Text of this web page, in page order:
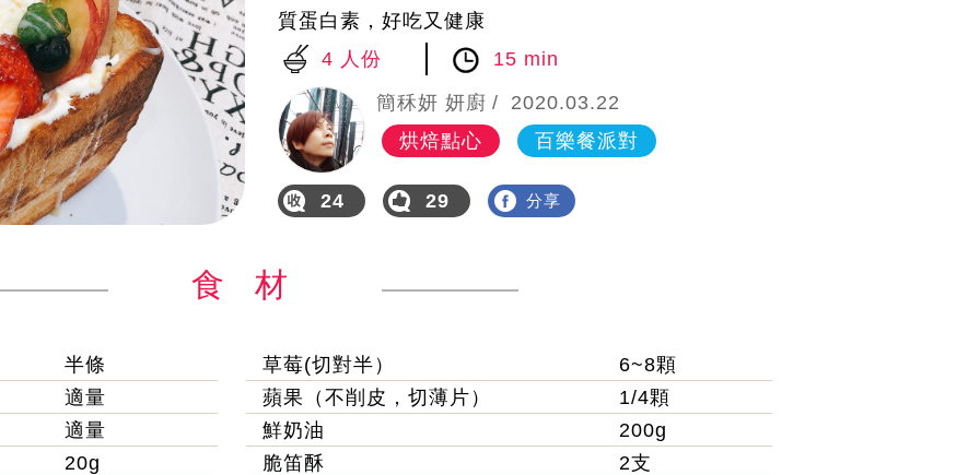
質蛋白素，好吃又健康
4 人份
15 min
簡秝妍 妍廚
2020.03.22
烘焙點心
百樂餐派對
24 29 分享
食 材
半條
適量
適量
20g
草莓(切對半）
6~8顆
蘋果（不削皮，切薄片）
1/4顆
鮮奶油
200g
脆笛酥
2支